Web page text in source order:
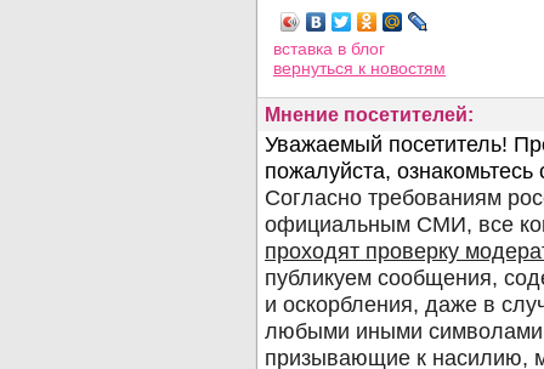
вставка в блог
вернуться к новостям
Мнение посетителей: